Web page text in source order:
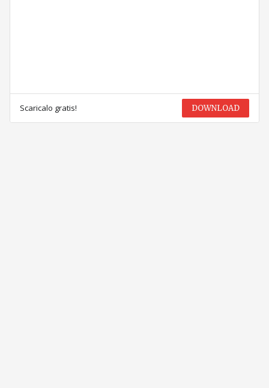
Scaricalo gratis! DOWNLOAD